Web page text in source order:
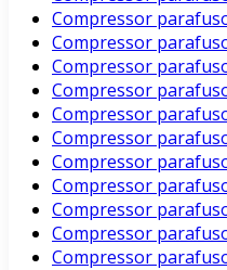
Compressor
Compressor
Compressor
Compressor
Compressor
Compressor
Compressor
Compressor
Compressor
Compressor
Compressor